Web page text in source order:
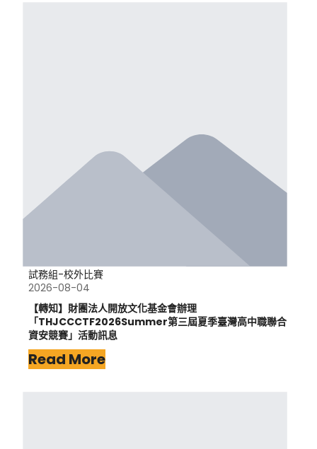
試務組-校外比賽
2026-08-04
【轉知】財團法人開放文化基金會辦理
「THJCCCTF2026Summer第三屆夏季臺灣高中職聯合
資安競賽」活動訊息
Read More